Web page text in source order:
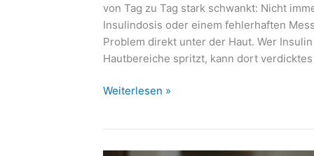
von Tag zu Tag stark schwankt: Nicht
Insulindosis oder einem fehlerhaften
Problem direkt unter der Haut. Wer
Hautbereiche spritzt, kann dort
Lipohypertrophie
Weiterlesen »